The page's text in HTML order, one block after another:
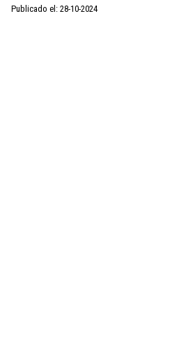
Publicado el: 28-10-2024